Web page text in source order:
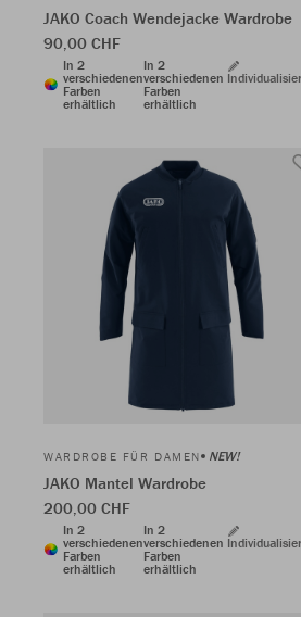
JAKO Coach Wendejacke Wardrobe
90,00 CHF
In 2
verschiedenen
Farben
erhältlich
In 2
verschiedenen
Farben
erhältlich
WARDROBE FÜR DAMEN NEW!
JAKO Mantel Wardrobe
200,00 CHF
In 2
verschiedenen
Farben
erhältlich
In 2
verschiedenen
Farben
erhältlich